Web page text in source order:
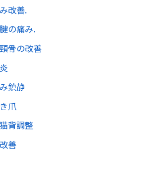
改善.
の痛み.
骨の改善
鎮静
爪
背調整
善